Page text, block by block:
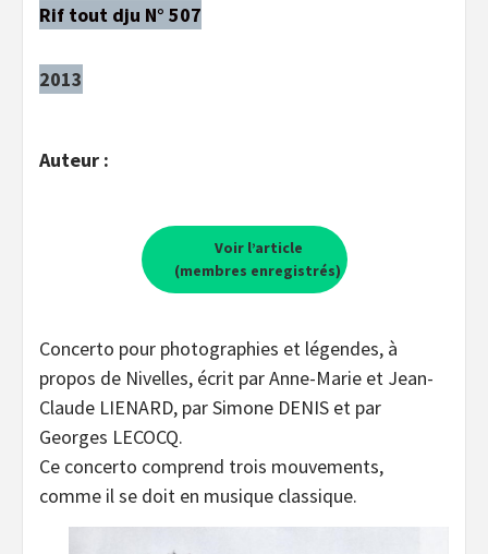
Rif tout dju N° 507
2013
Auteur :
Voir l’article
(membres enregistrés)
Concerto pour photographies et légendes, à
propos de Nivelles, écrit par Anne-Marie et Jean-
Claude LIENARD, par Simone DENIS et par
Georges LECOCQ.
Ce concerto comprend trois mouvements,
comme il se doit en musique classique.